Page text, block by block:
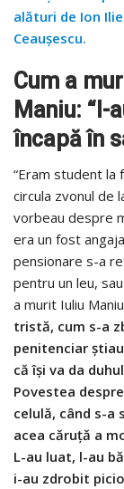
alături de Ion
Ceaușescu.
Cum a
Maniu:
încapă în
“Eram student la
circula zvonul de
vorbeau despre
era un fost
pensionare s-a
pentru un leu,
a murit Iuliu
tristă, cum s-a
penitenciar
că îşi va da
Povestea
celulă, când s-a
acea căruţă a
L-au luat, l-au
i-au zdrobit